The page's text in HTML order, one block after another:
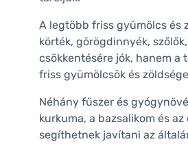
A legtöbb friss gyümölcs és
körték, görögdinnyék,
csökkentésére jók, hanem a
friss gyümölcsök és
Néhány fűszer és
kurkuma, a bazsalikom és
segíthetnek javítani az